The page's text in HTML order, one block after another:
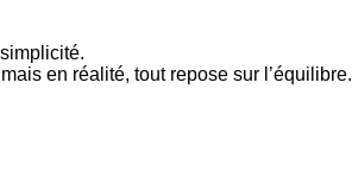
en réalité, tout repose sur l’équilibre.